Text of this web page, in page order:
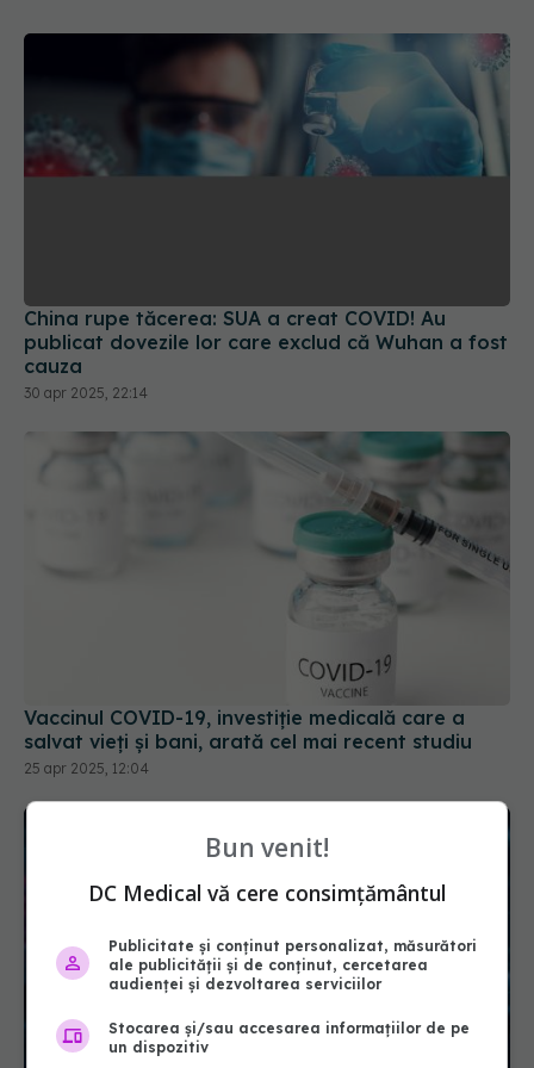
China rupe tăcerea: SUA a creat COVID! Au
publicat dovezile lor care exclud că Wuhan a fost
cauza
30 apr 2025, 22:14
Vaccinul COVID-19, investiție medicală care a
salvat vieți și bani, arată cel mai recent studiu
25 apr 2025, 12:04
Bun venit!
DC Medical vă cere consimțământul
Publicitate și conținut personalizat, măsurători
ale publicității și de conținut, cercetarea
audienței și dezvoltarea serviciilor
Stocarea și/sau accesarea informațiilor de pe
un dispozitiv